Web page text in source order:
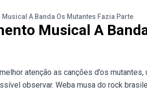
A Banda Os Mutantes Fazia Parte
Musical A
atenção as canções d’os
observar. Weba musa do rock